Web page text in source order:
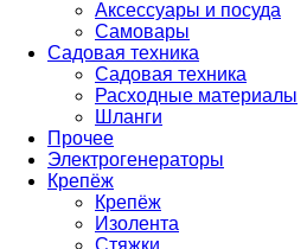
Аксессуары и посуда
Самовары
Садовая техника
Садовая техника
Расходные материалы
Шланги
Прочее
Электрогенераторы
Крепёж
Крепёж
Изолента